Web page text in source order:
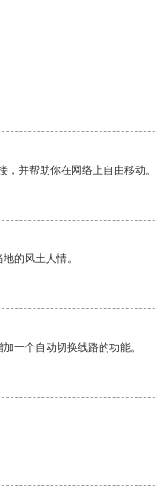
并帮助你在网络上自由移动。
的风土人情。
一个自动切换线路的功能。